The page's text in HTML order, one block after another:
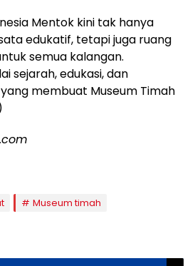
Mentok kini tak hanya
edukatif, tetapi juga ruang
semua kalangan.
sejarah, edukasi, dan
membuat Museum Timah
Museum timah